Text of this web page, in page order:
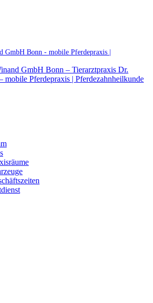
GmbH Bonn - mobile Pferdepraxis |